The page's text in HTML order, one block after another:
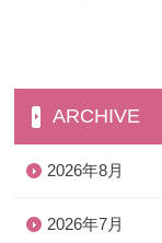
ARCHIVE
2026年8月
2026年7月